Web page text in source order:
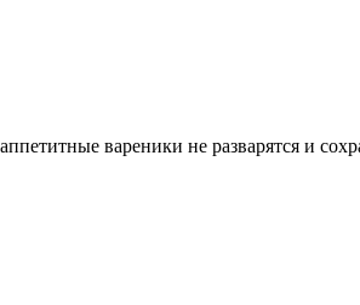
вареники не разварятся и